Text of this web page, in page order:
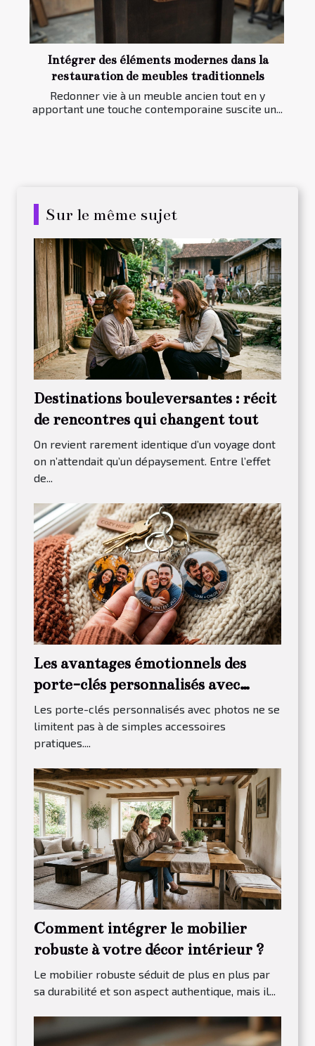
Intégrer des éléments modernes dans la
restauration de meubles traditionnels
Redonner vie à un meuble ancien tout en y
apportant une touche contemporaine suscite un...
Sur le même sujet
Destinations bouleversantes : récit
de rencontres qui changent tout
On revient rarement identique d’un voyage dont
on n’attendait qu’un dépaysement. Entre l’effet
de...
Les avantages émotionnels des
porte-clés personnalisés avec
photos
Les porte-clés personnalisés avec photos ne se
limitent pas à de simples accessoires
pratiques....
Comment intégrer le mobilier
robuste à votre décor intérieur ?
Le mobilier robuste séduit de plus en plus par
sa durabilité et son aspect authentique, mais il...